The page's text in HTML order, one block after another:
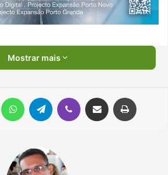
Mostrar mais
Linkedin WhatsAppTelegram Viber Compartilhar via e-mail